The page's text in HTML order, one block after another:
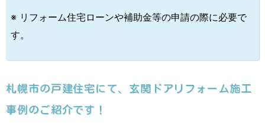
※ リフォーム住宅ローンや補助金等の申請の際に必要で
す。
札幌市の戸建住宅にて、玄関ドアリフォーム施工
事例のご紹介です！